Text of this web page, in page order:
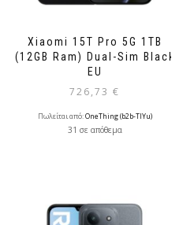
Xiaomi 15T Pro 5G 1TB
(12GB Ram) Dual-Sim Black
EU
726,73 €
Πωλείται από:OneThing (b2b-TlYu)
31 σε απόθεμα